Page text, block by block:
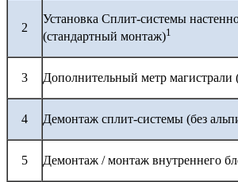
2
Установка Сплит-системы
(стандартный монтаж)1
3 Дополнительный метр магистрали
4 Демонтаж сплит-системы (без
5 Демонтаж / монтаж внутреннего